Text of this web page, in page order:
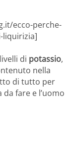
ecco-perche-
liquirizia]
di potassio,
nella
di tutto per
fare e l’uomo